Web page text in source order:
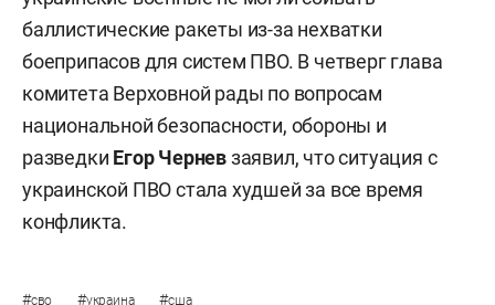
баллистические ракеты из-за нехватки
боеприпасов для систем ПВО. В четверг глава
комитета Верховной рады по вопросам
национальной безопасности, обороны и
разведки Егор Черневзаявил, что ситуация с
украинской ПВО стала худшей за все время
конфликта.
#сво #украина #сша